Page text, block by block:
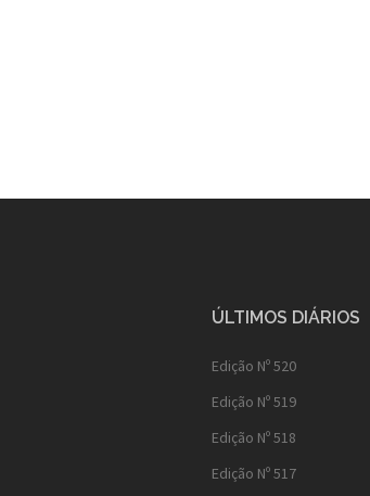
ÚLTIMOS DIÁRIOS
Edição Nº 520
Edição Nº 519
Edição Nº 518
Edição Nº 517